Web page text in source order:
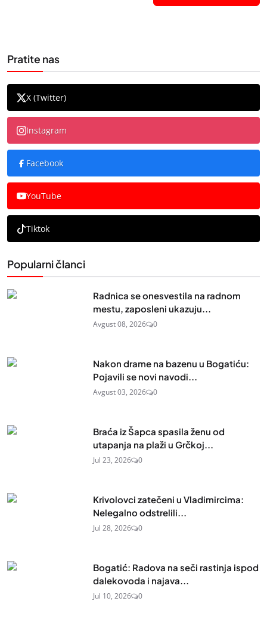
Pratite nas
X (Twitter)
Instagram
Facebook
YouTube
Tiktok
Popularni članci
Radnica se onesvestila na radnom
mestu, zaposleni ukazuju...
Avgust 08, 2026 0
Nakon drame na bazenu u Bogatiću:
Pojavili se novi navodi...
Avgust 03, 2026 0
Braća iz Šapca spasila ženu od
utapanja na plaži u Grčkoj...
Jul 23, 2026 0
Krivolovci zatečeni u Vladimircima:
Nelegalno odstrelili...
Jul 28, 2026 0
Bogatić: Radova na seči rastinja ispod
dalekovoda i najava...
Jul 10, 2026 0